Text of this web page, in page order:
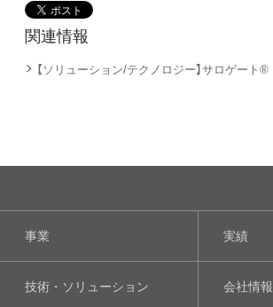
関連情報
【ソリューション/テクノロジー】サロゲート®
事業 実績
技術・ソリューション 会社情報